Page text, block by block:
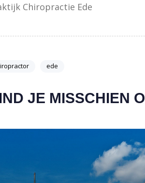
Chiropractie Ede
ede
JE MISSCHIEN